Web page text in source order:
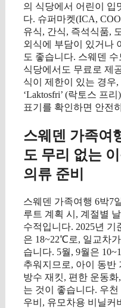
의 식당에서 어린이 입
다. 슈퍼마켓(ICA,
유식, 간식, 즉석식품,
외식에 부담이 있거나
도 좋습니다. 스웨덴
식당에서도 무료로 제
식이 제한이 있는 경우,
‘Laktosfri’ (락토스 프
표기를 확인하면 안전
스웨덴 가족여
도 무리 없는
의류 준비
스웨덴 가족여행 6박7
루트 계획 시, 계절별
수적입니다. 2025년 기
은 18~22℃로, 일교차
습니다. 5월, 9월은
추워지므로, 아이 동반
방수 재킷, 편한 운동
는 것이 좋습니다. 우
우비, 유모차용 비닐커